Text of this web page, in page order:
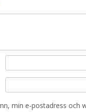
min e-postadress och